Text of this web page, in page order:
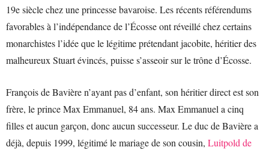
19e siècle chez une princesse bavaroise. Les récents référendums
favorables à l’indépendance de l’Écosse ont réveillé chez certains
monarchistes l’idée que le légitime prétendant jacobite, héritier des
malheureux Stuart évincés, puisse s’asseoir sur le trône d’Écosse.
François de Bavière n’ayant pas d’enfant, son héritier direct est son
frère, le prince Max Emmanuel, 84 ans. Max Emmanuel a cinq
filles et aucun garçon, donc aucun successeur. Le duc de Bavière a
déjà, depuis 1999, légitimé le mariage de son cousin, Luitpold de